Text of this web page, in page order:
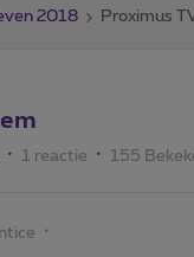
2018 Proximus
1 reactie 155